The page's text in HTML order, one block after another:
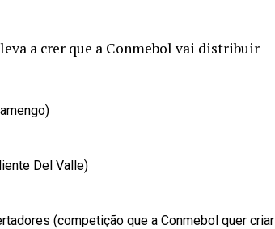
a crer que a Conmebol vai distribuir
Del Valle)
(competição que a Conmebol quer criar